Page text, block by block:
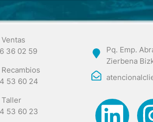
Ventas
36 02 59
Recambios
53 60 24
Taller
53 60 23
Pq. Emp.
Zierbena